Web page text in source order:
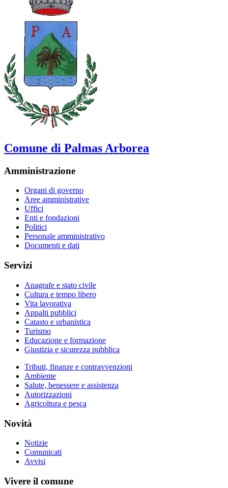
Comune di Palmas Arborea
Amministrazione
Organi di governo
Aree amministrative
Uffici
Enti e fondazioni
Politici
Personale amministrativo
Documenti e dati
Servizi
Anagrafe e stato civile
Cultura e tempo libero
Vita lavorativa
Appalti pubblici
Catasto e urbanistica
Turismo
Educazione e formazione
Giustizia e sicurezza pubblica
Tributi, finanze e contravvenzioni
Ambiente
Salute, benessere e assistenza
Autorizzazioni
Agricoltura e pesca
Novità
Notizie
Comunicati
Avvisi
Vivere il comune